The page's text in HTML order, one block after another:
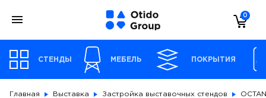
0
СТЕНДЫ МЕБЕЛЬ ПОКРЫТИЯ
Главная Выставка Застройка выставочных стендов